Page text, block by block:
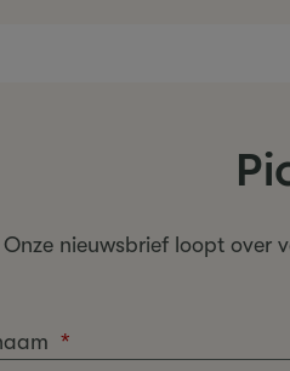
Onze nieuwsbrief loopt over